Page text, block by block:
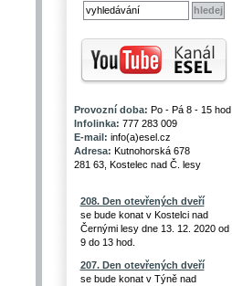
Provozní doba: Po - Pá 8 - 15 hod
Infolinka: 777 283 009
E-mail: info(a)esel.cz
Adresa: Kutnohorská 678
281 63, Kostelec nad Č. lesy
208. Den otevřených dveří
se bude konat v Kostelci nad
Černými lesy dne 13. 12. 2020 od
9 do 13 hod.
207. Den otevřených dveří
se bude konat v Týně nad